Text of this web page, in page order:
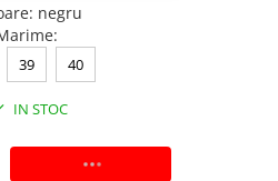
: negru
:
39 40
IN STOC
ADAUGA IN COS